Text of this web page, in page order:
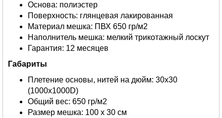
Основа: полиэстер
Поверхность: глянцевая лакированная
Материал мешка: ПВХ 650 гр/м2
Наполнитель мешка: мелкий трикотажный лоскут
Гарантия: 12 месяцев
Габариты
Плетение основы, нитей на дюйм: 30х30
(1000х1000D)
Общий вес: 650 гр/м2
Размер мешка: 100 х 30 см